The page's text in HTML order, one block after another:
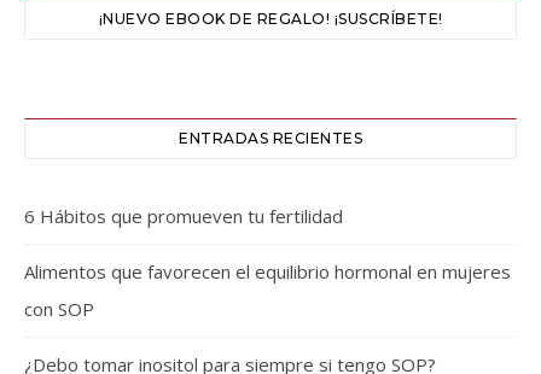
¡NUEVO EBOOK DE REGALO! ¡SUSCRÍBETE!
ENTRADAS RECIENTES
6 Hábitos que promueven tu fertilidad
Alimentos que favorecen el equilibrio hormonal en mujeres
con SOP
¿Debo tomar inositol para siempre si tengo SOP?